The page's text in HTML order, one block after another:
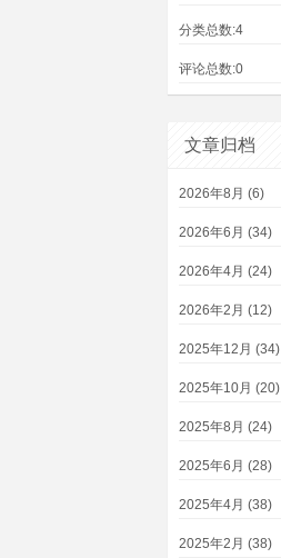
分类总数:4
评论总数:0
文章归档
2026年8月 (6)
2026年6月 (34)
2026年4月 (24)
2026年2月 (12)
2025年12月 (34)
2025年10月 (20)
2025年8月 (24)
2025年6月 (28)
2025年4月 (38)
2025年2月 (38)